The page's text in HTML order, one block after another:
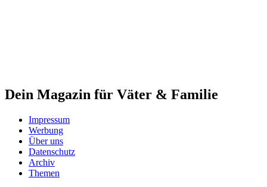
Dein Magazin für Väter & Familie
Impressum
Werbung
Über uns
Datenschutz
Archiv
Themen